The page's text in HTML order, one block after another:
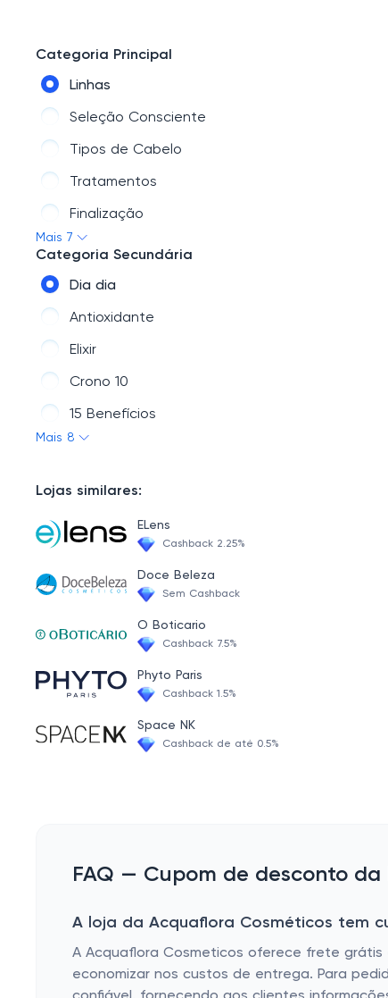
Categoria Principal
Linhas
Seleção Consciente
Tipos de Cabelo
Tratamentos
Finalização
Cuidados
Coloração
Mais 7
Categoria Secundária
Dia dia
Antioxidante
Elixir
Crono 10
15 Benefícios
Mais 8
Lojas similares:
ELens
Cashback 2.25%
Doce Beleza
Sem Cashback
O Boticario
Cashback 7.5%
Phyto Paris
Cashback 1.5%
Space NK
Cashback de até 0.5%
FAQ — Cupom de desconto
A loja da Acquaflora Cosméticos tem
A Acquaflora Cosmeticos oferece frete
economizar nos custos de entrega. Para